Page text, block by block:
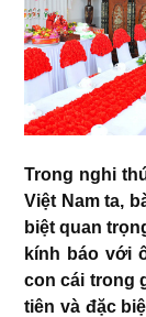
Trong nghi
Việt Nam ta,
biệt quan
kính báo với
con cái trong
tiên và đặc